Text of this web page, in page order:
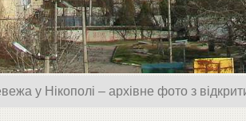
у Нікополі – архівне фото з